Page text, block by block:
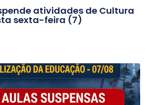
atividades de Cultura
sexta-feira (7)